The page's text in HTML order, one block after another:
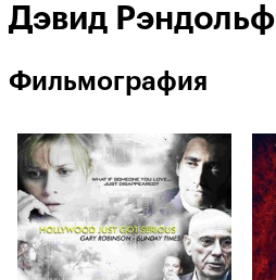
Дэвид Рэндольф
Фильмография